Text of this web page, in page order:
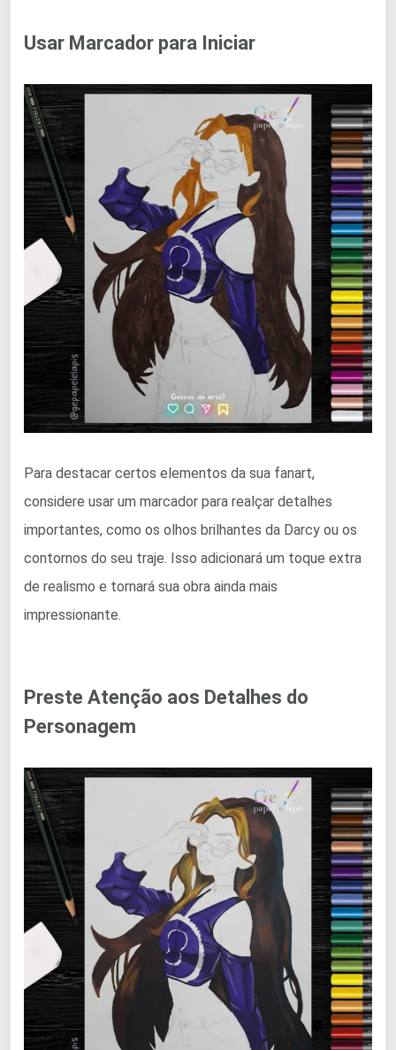
Usar Marcador para Iniciar
Para destacar certos elementos da sua fanart,
considere usar um marcador para realçar detalhes
importantes, como os olhos brilhantes da Darcy ou os
contornos do seu traje. Isso adicionará um toque extra
de realismo e tornará sua obra ainda mais
impressionante.
Preste Atenção aos Detalhes do
Personagem